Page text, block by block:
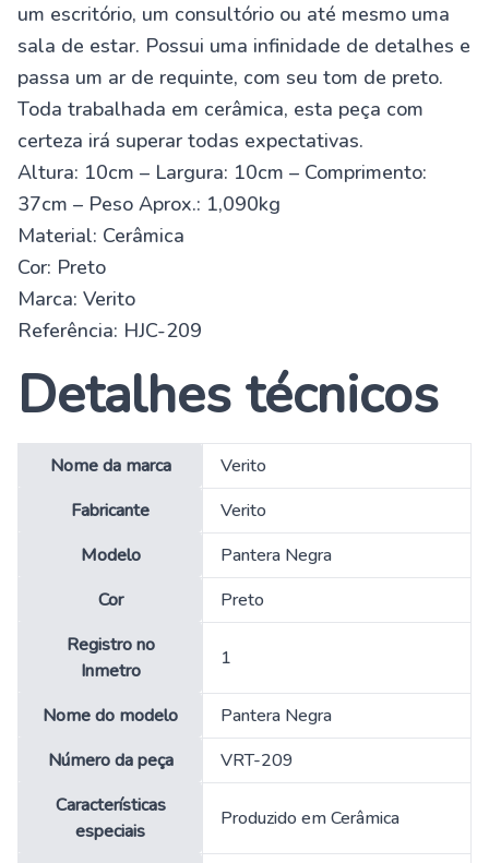
um escritório, um consultório ou até mesmo uma
sala de estar. Possui uma infinidade de detalhes e
passa um ar de requinte, com seu tom de preto.
Toda trabalhada em cerâmica, esta peça com
certeza irá superar todas expectativas.
Altura: 10cm – Largura: 10cm – Comprimento:
37cm – Peso Aprox.: 1,090kg
Material: Cerâmica
Cor: Preto
Marca: Verito
Referência: HJC-209
Detalhes técnicos
Nome da marca
‎Verito
Fabricante
‎Verito
Modelo
‎Pantera Negra
Cor
‎Preto
Registro no
Inmetro
‎1
Nome do modelo
‎Pantera Negra
Número da peça
‎VRT-209
Características
especiais
‎Produzido em Cerâmica